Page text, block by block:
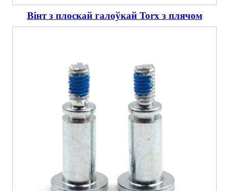
Вінт з плоскай галоўкай Torx з плячом